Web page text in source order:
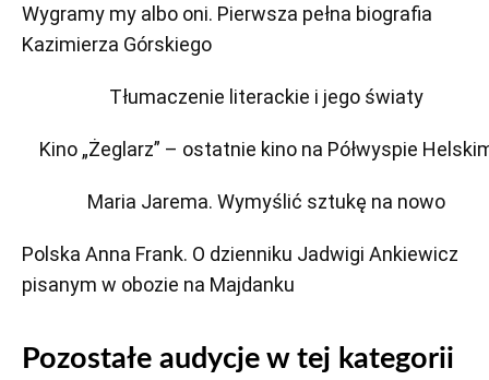
Wygramy my albo oni. Pierwsza pełna biografia
Kazimierza Górskiego
Tłumaczenie literackie i jego światy
Kino „Żeglarz” – ostatnie kino na Półwyspie
Maria Jarema. Wymyślić sztukę na nowo
Polska Anna Frank. O dzienniku Jadwigi Ankiewicz
pisanym w obozie na Majdanku
Pozostałe audycje w tej kategorii